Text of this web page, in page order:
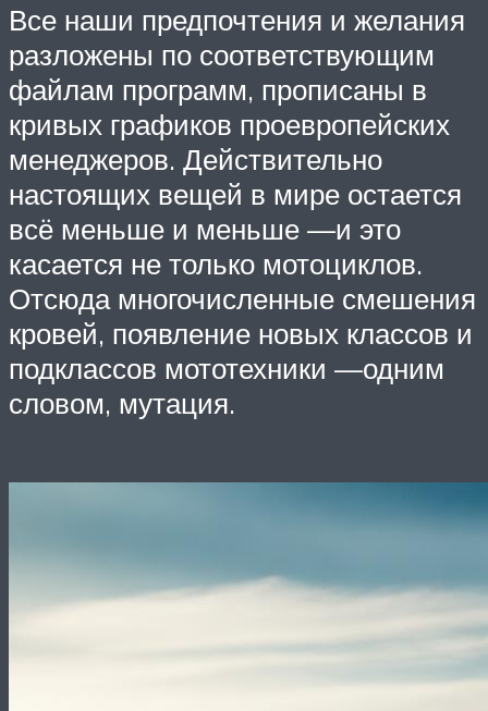
Все наши предпочтения и желания
разложены по соответствующим
файлам программ, прописаны в
кривых графиков проевропейских
менеджеров. Действительно
настоящих вещей в мире остается
всё меньше и меньше —и это
касается не только мотоциклов.
Отсюда многочисленные смешения
кровей, появление новых классов и
подклассов мототехники —одним
словом, мутация.